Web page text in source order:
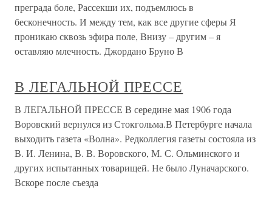
преграда боле, Рассекши их, подъемлюсь в
бесконечность. И между тем, как все другие сферы Я
проникаю сквозь эфира поле, Внизу – другим – я
оставляю млечность. Джордано Бруно В
В ЛЕГАЛЬНОЙ ПРЕССЕ
В ЛЕГАЛЬНОЙ ПРЕССЕ В середине мая 1906 года
Воровский вернулся из Стокгольма.В Петербурге начала
выходить газета «Волна». Редколлегия газеты состояла из
В. И. Ленина, В. В. Воровского, М. С. Ольминского и
других испытанных товарищей. Не было Луначарского.
Вскоре после съезда